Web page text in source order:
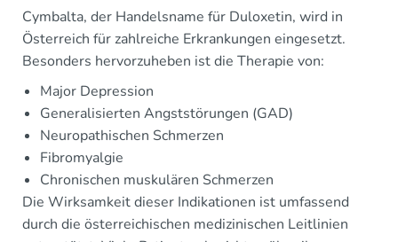
Cymbalta, der Handelsname für Duloxetin, wird in
Österreich für zahlreiche Erkrankungen eingesetzt.
Besonders hervorzuheben ist die Therapie von:
Major Depression
Generalisierten Angststörungen (GAD)
Neuropathischen Schmerzen
Fibromyalgie
Chronischen muskulären Schmerzen
Die Wirksamkeit dieser Indikationen ist umfassend
durch die österreichischen medizinischen Leitlinien